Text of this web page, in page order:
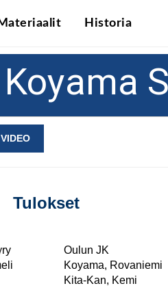
Historia
Koyama
VIDEO